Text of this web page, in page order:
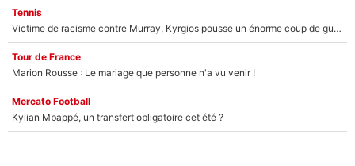
Tennis
Victime de racisme contre Murray, Kyrgios pousse un énorme coup de gueule !
Tour de France
Marion Rousse : Le mariage que personne n'a vu venir !
Mercato Football
Kylian Mbappé, un transfert obligatoire cet été ?